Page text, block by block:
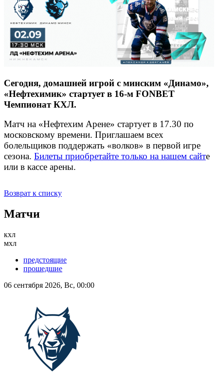
Сегодня, домашней игрой с минским «Динамо»,
«Нефтехимик» стартует в 16-м FONBET
Чемпионат КХЛ.
Матч на «Нефтехим Арене» стартует в 17.30 по
московскому времени. Приглашаем всех
болельщиков поддержать «волков» в первой игре
сезона. Билеты приобретайте только на нашем сайте
или в кассе арены.
Возврат к списку
Матчи
кхл
мхл
предстоящие
прошедшие
06 сентября 2026, Вс, 00:00